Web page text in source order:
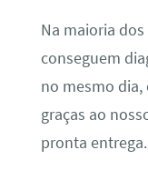
Na maioria
conseguem
no mesmo
graças ao
pronta entrega.